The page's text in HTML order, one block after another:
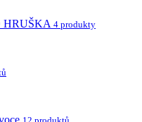
HRUŠKA 4 produkty